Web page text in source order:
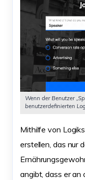
Wenn der Benutzer
benutzerdefinierten
Mithilfe von
erstellen, das nur
angibt, dass er an